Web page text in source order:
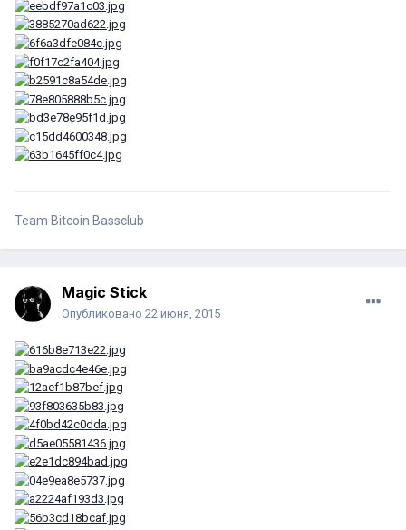
Team Bitcoin Bassclub
Magic Stick
Опубликовано 22 июня, 2015